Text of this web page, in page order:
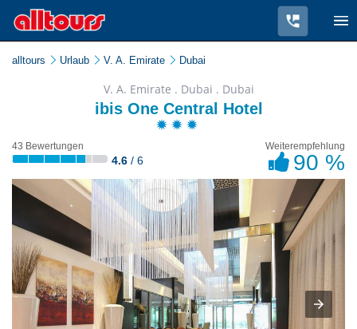
alltours Urlaub V. A. Emirate Dubai
V. A. Emirate . Dubai . Dubai
ibis One Central Hotel
43 Bewertungen
4.6 / 6
Weiterempfehlung
90 %